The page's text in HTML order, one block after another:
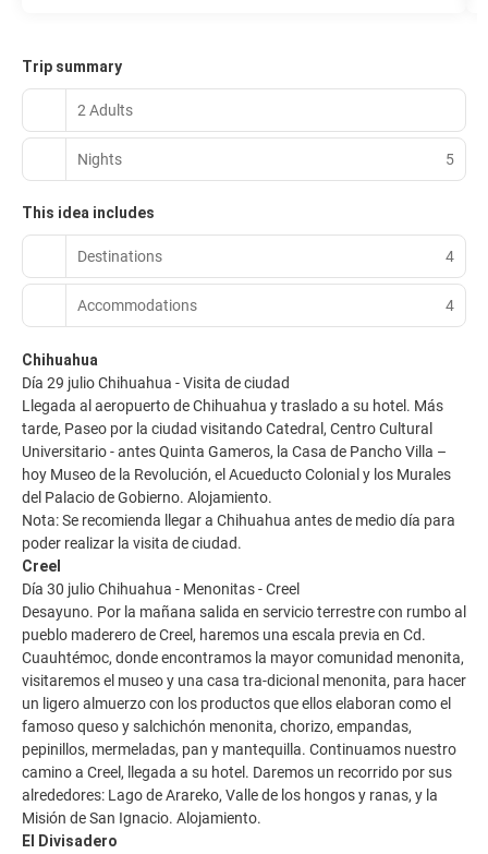
Trip summary
2 Adults
Nights 5
This idea includes
Destinations 4
Accommodations 4
Chihuahua
Día 29 julio Chihuahua - Visita de ciudad
Llegada al aeropuerto de Chihuahua y traslado a su hotel. Más
tarde, Paseo por la ciudad visitando Catedral, Centro Cultural
Universitario - antes Quinta Gameros, la Casa de Pancho Villa –
hoy Museo de la Revolución, el Acueducto Colonial y los Murales
del Palacio de Gobierno. Alojamiento.
Nota: Se recomienda llegar a Chihuahua antes de medio día para
poder realizar la visita de ciudad.
Creel
Día 30 julio Chihuahua - Menonitas - Creel
Desayuno. Por la mañana salida en servicio terrestre con rumbo al
pueblo maderero de Creel, haremos una escala previa en Cd.
Cuauhtémoc, donde encontramos la mayor comunidad menonita,
visitaremos el museo y una casa tra-dicional menonita, para hacer
un ligero almuerzo con los productos que ellos elaboran como el
famoso queso y salchichón menonita, chorizo, empandas,
pepinillos, mermeladas, pan y mantequilla. Continuamos nuestro
camino a Creel, llegada a su hotel. Daremos un recorrido por sus
alrededores: Lago de Arareko, Valle de los hongos y ranas, y la
Misión de San Ignacio. Alojamiento.
El Divisadero